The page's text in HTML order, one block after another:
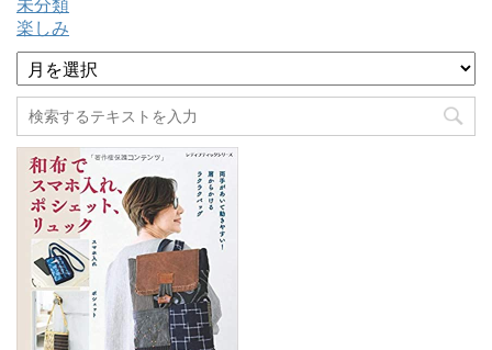
未分類
楽しみ
ア
ー
カ
イ
ブ